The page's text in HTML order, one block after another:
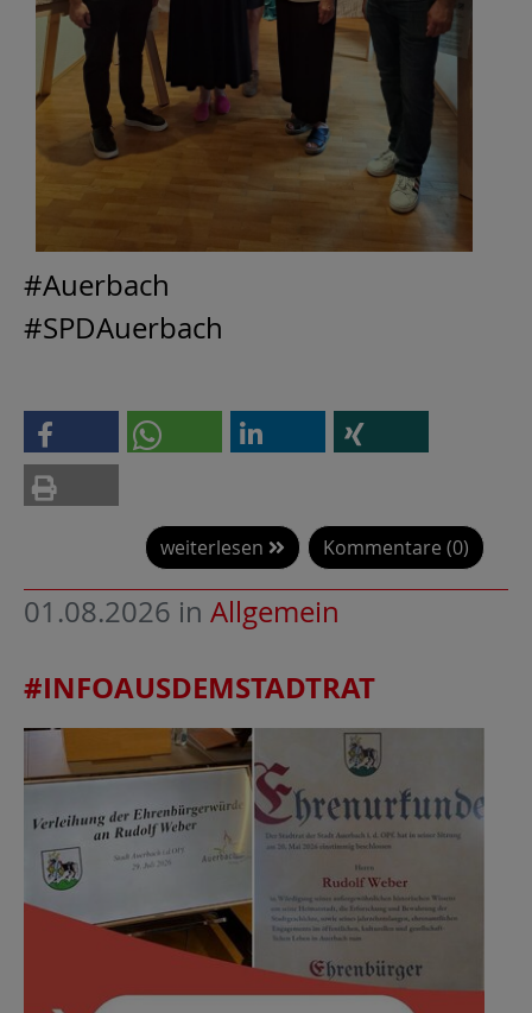
#Auerbach
#SPDAuerbach
weiterlesen Kommentare (0)
01.08.2026 in Allgemein
#INFOAUSDEMSTADTRAT